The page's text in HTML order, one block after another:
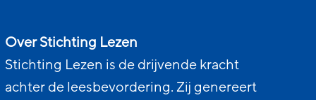
Over Stichting Lezen
Stichting Lezen is de drijvende kracht
achter de leesbevordering. Zij genereert